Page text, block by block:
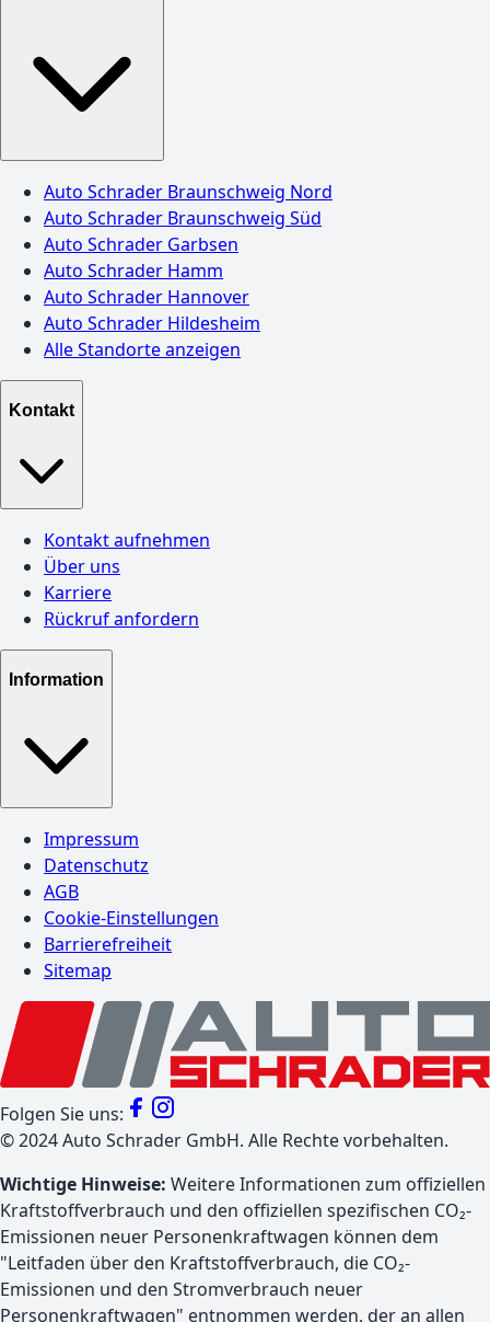
Auto Schrader Braunschweig Nord
Auto Schrader Braunschweig Süd
Auto Schrader Garbsen
Auto Schrader Hamm
Auto Schrader Hannover
Auto Schrader Hildesheim
Alle Standorte anzeigen
Kontakt
Kontakt aufnehmen
Über uns
Karriere
Rückruf anfordern
Information
Impressum
Datenschutz
AGB
Cookie-Einstellungen
Barrierefreiheit
Sitemap
Folgen Sie uns:
©2024Auto Schrader GmbH. Alle Rechte vorbehalten.
Wichtige Hinweise: Weitere Informationen zum offiziellen
Kraftstoffverbrauch und den offiziellen spezifischen CO₂-
Emissionen neuer Personenkraftwagen können dem
"Leitfaden über den Kraftstoffverbrauch, die CO₂-
Emissionen und den Stromverbrauch neuer
Personenkraftwagen" entnommen werden, der an allen